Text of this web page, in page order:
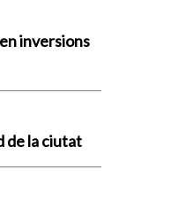
inversions
de la ciutat